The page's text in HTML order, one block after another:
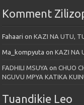
Komment
Fahaari onKAZI NA UTU,
Ma_kompyuta onKAZI NA
FADHILI MSUYA onCHUO
NGUVU MPYA KATIKA
Tuandikie Leo